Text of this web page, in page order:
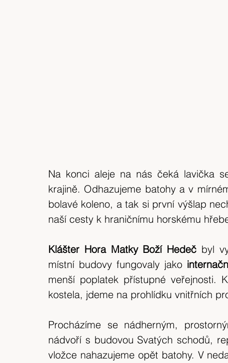
Na konci aleje na nás čeká lavička
krajině. Odhazujeme batohy a v
bolavé koleno, a tak si první výšlap
naší cesty k hraničnímu horskému
Klášter Hora Matky Boží Hedeč byl
místní budovy fungovaly jako
menší poplatek přístupné veřejnosti.
kostela, jdeme na prohlídku vnitřních
Procházíme se nádherným,
nádvoří s budovou Svatých schodů,
vložce nahazujeme opět batohy. V